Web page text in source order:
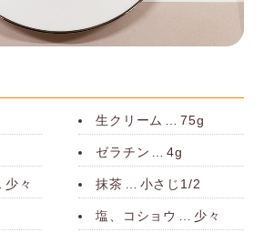
生クリーム 75g
ゼラチン 4g
少々 抹茶 小さじ1/2
塩、コショウ 少々